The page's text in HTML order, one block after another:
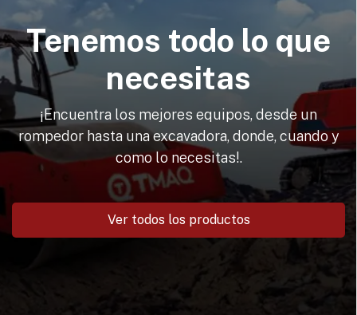
Tenemos todo lo que
necesitas
¡Encuentra los mejores equipos, desde un
rompedor hasta una excavadora, donde, cuando y
como lo necesitas!.
Ver todos los productos